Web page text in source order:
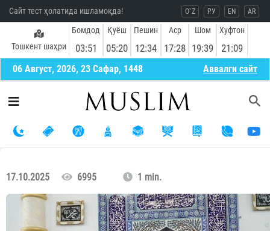
Сайт тест ҳолатида ишламоқда! O`Z РУ EN AR
Тошкент шаҳри
Бомдод
03:51
Қуёш
05:20
Пешин
12:34
Аср
17:28
Шом
19:39
Хуфтон
21:09
06 Август, 2026, 23 Сафар, 1448 Aввалги сайт
17.10.2025 6995 1 min.